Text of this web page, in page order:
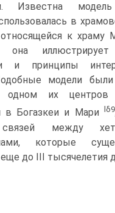
Известна
в
к храму
она
и принципы
модели
их центров
в Богазкеи и Мари
lδ9
между
которые
до III тысячелетия